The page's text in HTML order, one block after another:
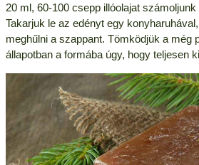
20 ml, 60-100 csepp illóolajat
Takarjuk le az edényt egy
meghűlni a szappant. Tömködjük a még
állapotban a formába úgy, hogy teljesen